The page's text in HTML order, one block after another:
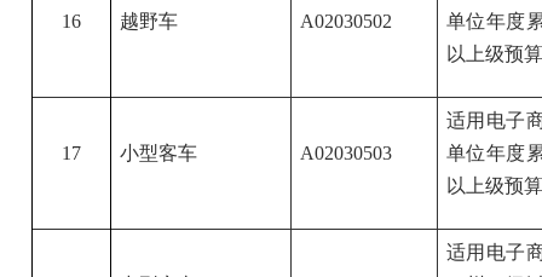
16 越野车 A02030502
单位年度
以上级预
17 小型客车 A02030503
适用电子
单位年度
以上级预
适用电子